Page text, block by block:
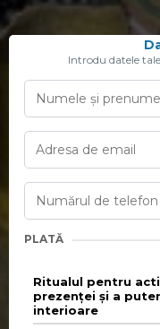
Introdu datele
PLATĂ
Ritualul pentru
prezenței și a
interioare